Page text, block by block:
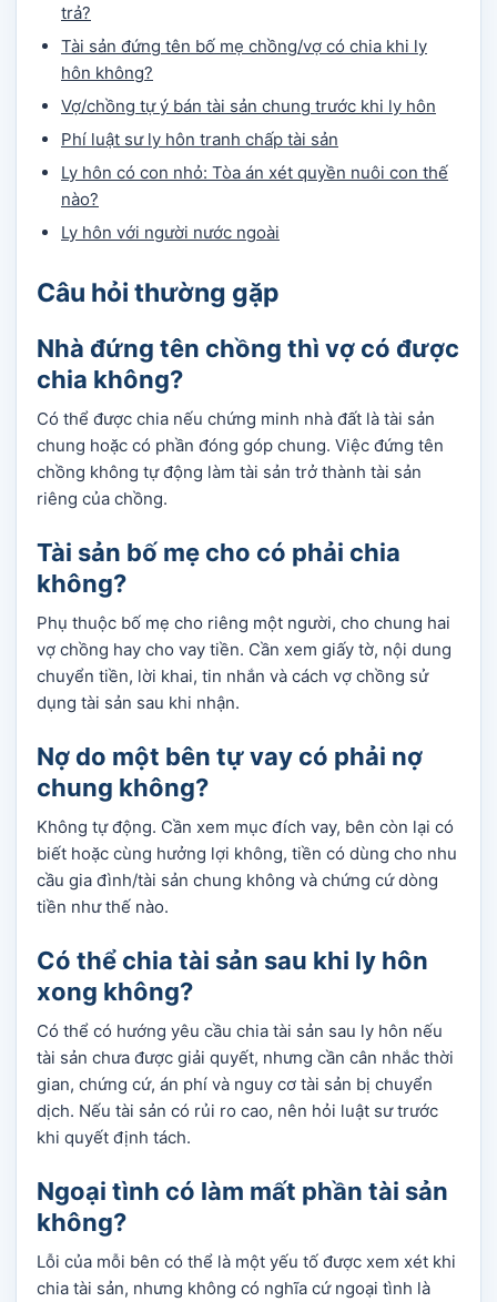
trả?
Tài sản đứng tên bố mẹ chồng/vợ có chia khi ly
hôn không?
Vợ/chồng tự ý bán tài sản chung trước khi ly hôn
Phí luật sư ly hôn tranh chấp tài sản
Ly hôn có con nhỏ: Tòa án xét quyền nuôi con thế
nào?
Ly hôn với người nước ngoài
Câu hỏi thường gặp
Nhà đứng tên chồng thì vợ có được
chia không?
Có thể được chia nếu chứng minh nhà đất là tài sản
chung hoặc có phần đóng góp chung. Việc đứng tên
chồng không tự động làm tài sản trở thành tài sản
riêng của chồng.
Tài sản bố mẹ cho có phải chia
không?
Phụ thuộc bố mẹ cho riêng một người, cho chung hai
vợ chồng hay cho vay tiền. Cần xem giấy tờ, nội dung
chuyển tiền, lời khai, tin nhắn và cách vợ chồng sử
dụng tài sản sau khi nhận.
Nợ do một bên tự vay có phải nợ
chung không?
Không tự động. Cần xem mục đích vay, bên còn lại có
biết hoặc cùng hưởng lợi không, tiền có dùng cho nhu
cầu gia đình/tài sản chung không và chứng cứ dòng
tiền như thế nào.
Có thể chia tài sản sau khi ly hôn
xong không?
Có thể có hướng yêu cầu chia tài sản sau ly hôn nếu
tài sản chưa được giải quyết, nhưng cần cân nhắc thời
gian, chứng cứ, án phí và nguy cơ tài sản bị chuyển
dịch. Nếu tài sản có rủi ro cao, nên hỏi luật sư trước
khi quyết định tách.
Ngoại tình có làm mất phần tài sản
không?
Lỗi của mỗi bên có thể là một yếu tố được xem xét khi
chia tài sản, nhưng không có nghĩa cứ ngoại tình là